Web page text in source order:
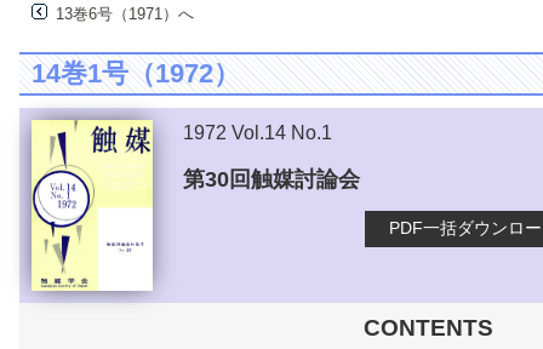
13巻6号（1971）へ
14巻1号（1972）
1972 Vol.14 No.1
第30回触媒討論会
PDF一括ダウンロ
CONTENTS